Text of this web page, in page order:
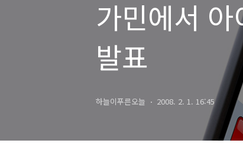
가민에서
발표
하늘이푸른오늘 2008. 2. 1. 16:45